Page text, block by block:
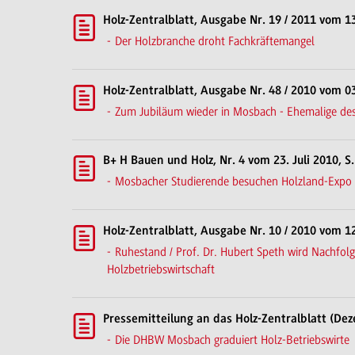
Holz-Zentralblatt, Ausgabe Nr. 19 / 2011 vom
Der Holzbranche droht Fachkräftemangel
Holz-Zentralblatt, Ausgabe Nr. 48 / 2010 vom
Zum Jubiläum wieder in Mosbach - Ehemalige
B+ H Bauen und Holz, Nr. 4 vom 23. Juli 2010,
Mosbacher Studierende besuchen Holzland-Expo
Holz-Zentralblatt, Ausgabe Nr. 10 / 2010 vom
Ruhestand / Prof. Dr. Hubert Speth wird
Holzbetriebswirtschaft
Pressemitteilung an das Holz-Zentralblatt
Die DHBW Mosbach graduiert Holz-Betriebswirte